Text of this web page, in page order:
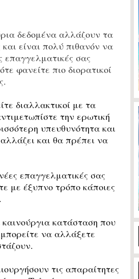
δεδομένα αλλάζουν τα
και είναι πολύ πιθανόν να
επαγγελματικές σας
φανείτε πιο διορατικοί
διαλλακτικοί με τα
την ερωτική
υπευθυνότητα και
και θα πρέπει να
επαγγελματικές σας
με έξυπνο τρόπο κάποιες
κατάσταση που
να αλλάξετε
τις απαραίτητες